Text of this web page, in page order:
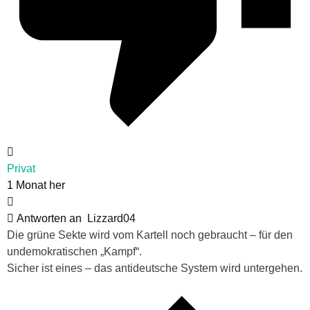
Privat
1 Monat her
Antworten an
Lizzard04
Die grüne Sekte wird vom Kartell noch gebraucht – für den
undemokratischen „Kampf“.
Sicher ist eines – das antideutsche System wird untergehen.